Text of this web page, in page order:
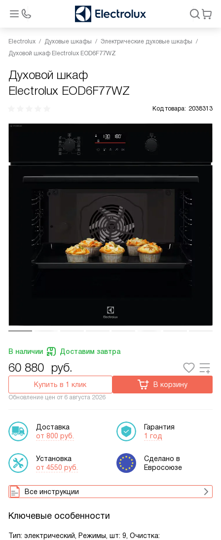
Electrolux Духовые шкафы
Электрические духовые шкафы
Духовой шкаф Electrolux EOD6F77WZ
Духовой шкаф
Electrolux EOD6F77WZ
Код товара: 2038313
В наличии Доставим завтра
60 880 руб.
Купить в 1 клик В корзину
Обновление цен от 6 августа 2026
Доставка
от 800 руб.
Установка
от 4550 руб.
Гарантия
1 год
Сделано в
Евросоюзе
Все инструкции
Ключевые особенности
Тип: электрический, Режимы, шт: 9, Очистка: